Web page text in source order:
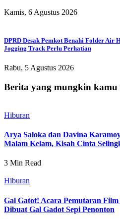
Kamis, 6 Agustus 2026
DPRD Desak Pemkot Benahi Folder
Jogging Track Perlu Perhatian
Rabu, 5 Agustus 2026
Berita yang mungkin kamu
Hiburan
Arya Saloka dan Davina
Malam Kelam, Kisah Cinta
3 Min Read
Hiburan
Gal Gatot! Acara Pemutaran
Dibuat Gal Gadot Sepi Penonton